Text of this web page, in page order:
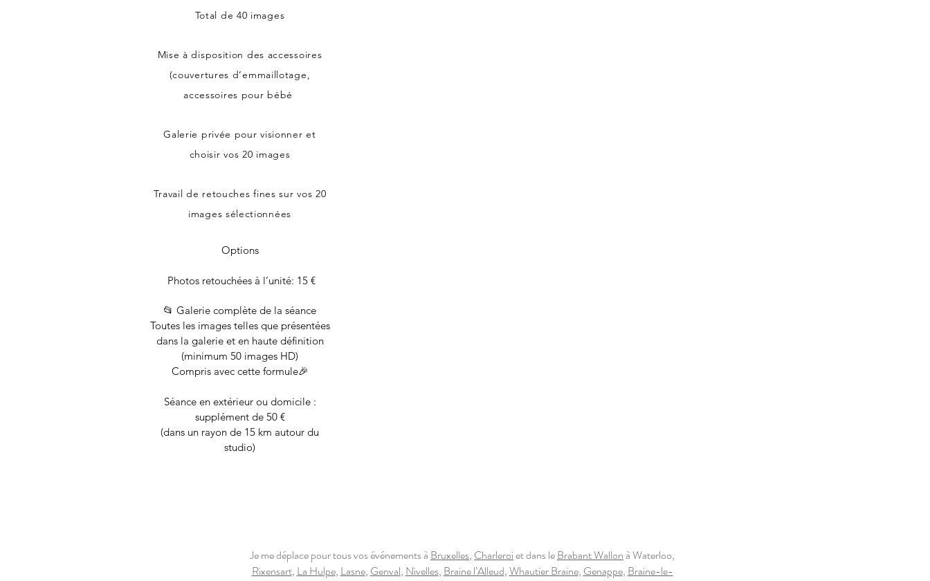
Total de 40 images
Mise à disposition des accessoires
(couvertures d’emmaillotage,
accessoires pour bébé ​
Galerie privée pour visionner et
choisir vos 20 images
Travail de retouches fines sur vos 20
images sélectionnées
Options
Photos retouchées à l’unité: 15 €
📂 Galerie complète de la séance
Toutes les images telles que présentées
dans la galerie et en haute définition
(minimum 50 images HD)
Compris avec cette formule🎉
Séance en extérieur ou domicile :
supplément de 50 €
(dans un rayon de 15 km autour du
studio)
Je me déplace pour tous vos événements à Bruxelles, Charleroiet dans leBrabant Wallonà Waterloo,
Rixensart, La Hulpe, Lasne, Genval, Nivelles, Braine l’Alleud,Whautier Braine, Genappe, Braine-le-